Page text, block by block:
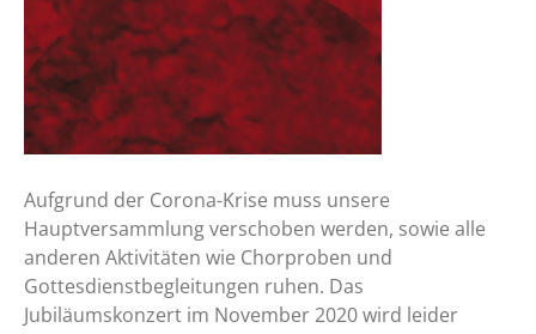
Aufgrund der Corona-Krise muss unsere
Hauptversammlung verschoben werden, sowie alle
anderen Aktivitäten wie Chorproben und
Gottesdienstbegleitungen ruhen. Das
Jubiläumskonzert im November 2020 wird leider